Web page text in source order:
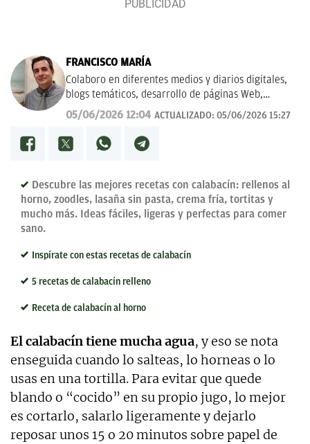
FRANCISCO MARÍA
Colaboro en diferentes medios y diarios digitales,
blogs temáticos, desarrollo de páginas Web,
redacción de guías y manuales didácticos, textos
promocionales, campañas publicitarias y de
marketing, artículos de opinión, relatos y guiones,
y proyectos empresariales de todo tipo que
bien documentado y revisado, así como a la
curación y depuración de textos. Estoy en
permanente crecimiento personal y profesional, y
05/06/2026 12:04 ACTUALIZADO: 05/06/2026 15:27
Descubre las mejores recetas con calabacín: rellenos al
horno, zoodles, lasaña sin pasta, crema fría, tortitas y
mucho más. Ideas fáciles, ligeras y perfectas para comer
sano.
Inspírate con estas recetas de calabacín
5 recetas de calabacín relleno
Receta de calabacín al horno
El calabacín tiene mucha agua, y eso se nota
enseguida cuando lo salteas, lo horneas o lo
usas en una tortilla. Para evitar que quede
blando o “cocido” en su propio jugo, lo mejor
es cortarlo, salarlo ligeramente y dejarlo
reposar unos 15 o 20 minutos sobre papel de